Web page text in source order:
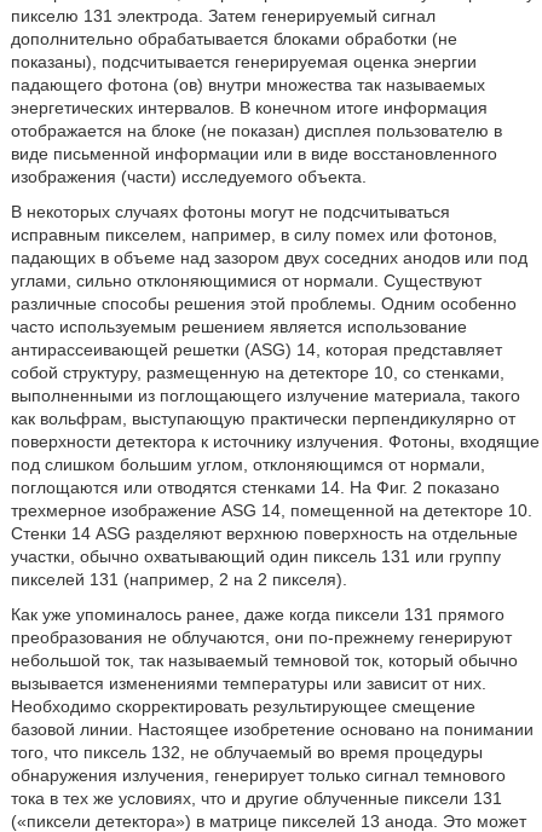
пикселю 131 электрода. Затем генерируемый сигнал
дополнительно обрабатывается блоками обработки (не
показаны), подсчитывается генерируемая оценка энергии
падающего фотона (ов) внутри множества так называемых
энергетических интервалов. В конечном итоге информация
отображается на блоке (не показан) дисплея пользователю в
виде письменной информации или в виде восстановленного
изображения (части) исследуемого объекта.
В некоторых случаях фотоны могут не подсчитываться
исправным пикселем, например, в силу помех или фотонов,
падающих в объеме над зазором двух соседних анодов или под
углами, сильно отклоняющимися от нормали. Существуют
различные способы решения этой проблемы. Одним особенно
часто используемым решением является использование
антирассеивающей решетки (ASG) 14, которая представляет
собой структуру, размещенную на детекторе 10, со стенками,
выполненными из поглощающего излучение материала, такого
как вольфрам, выступающую практически перпендикулярно от
поверхности детектора к источнику излучения. Фотоны, входящие
под слишком большим углом, отклоняющимся от нормали,
поглощаются или отводятся стенками 14. На Фиг. 2 показано
трехмерное изображение ASG 14, помещенной на детекторе 10.
Стенки 14 ASG разделяют верхнюю поверхность на отдельные
участки, обычно охватывающий один пиксель 131 или группу
пикселей 131 (например, 2 на 2 пикселя).
Как уже упоминалось ранее, даже когда пиксели 131 прямого
преобразования не облучаются, они по-прежнему генерируют
небольшой ток, так называемый темновой ток, который обычно
вызывается изменениями температуры или зависит от них.
Необходимо скорректировать результирующее смещение
базовой линии. Настоящее изобретение основано на понимании
того, что пиксель 132, не облучаемый во время процедуры
обнаружения излучения, генерирует только сигнал темнового
тока в тех же условиях, что и другие облученные пиксели 131
(«пиксели детектора») в матрице пикселей 13 анода. Это может